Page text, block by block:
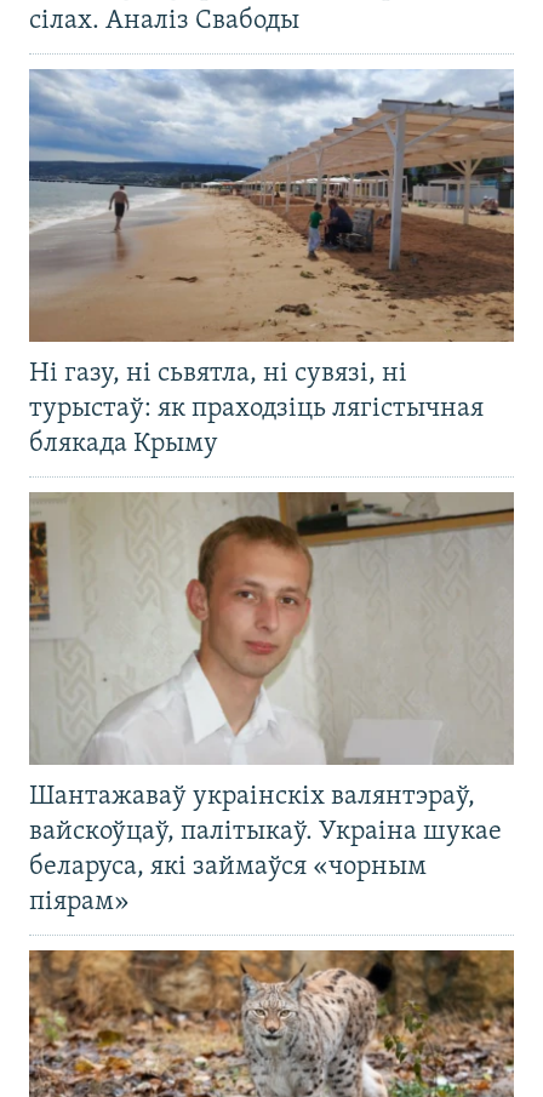
сілах. Аналіз Свабоды
Ні газу, ні сьвятла, ні сувязі, ні
турыстаў: як праходзіць лягістычная
блякада Крыму
Шантажаваў украінскіх валянтэраў,
вайскоўцаў, палітыкаў. Украіна шукае
беларуса, які займаўся «чорным
піярам»